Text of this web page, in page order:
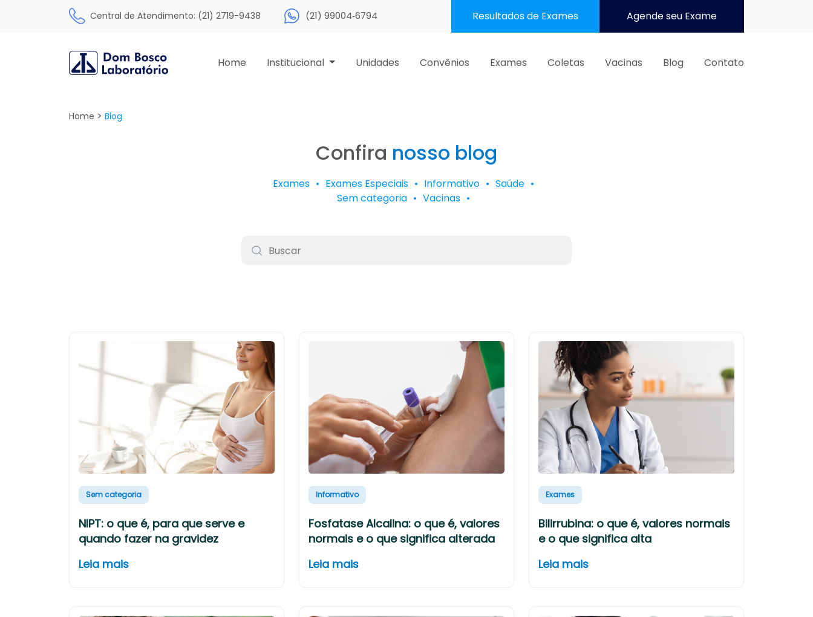
Central de Atendimento: (21) 2719-9438 (21) 99004‑6794‬ Agende seu Exame
Resultados de Exames
Home Institucional Unidades Convênios Exames Coletas Vacinas Blog Contato
Home > Blog
Confira nosso blog
Exames Exames Especiais Informativo
Saúde
Sem categoria
Vacinas
Sem categoria
NIPT: o que é, para que serve e
quando fazer na gravidez
Leia mais
Informativo
Fosfatase Alcalina: o que é, valores
normais e o que significa alterada
Leia mais
Exames
Bilirrubina: o que é, valores normais
e o que significa alta
Leia mais